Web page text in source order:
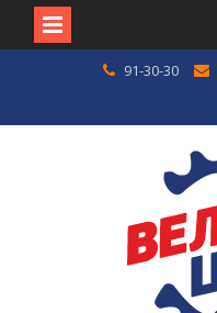
91-30-30